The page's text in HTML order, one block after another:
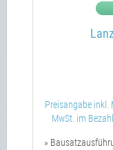
Preisangabe inkl.
MwSt. im
»